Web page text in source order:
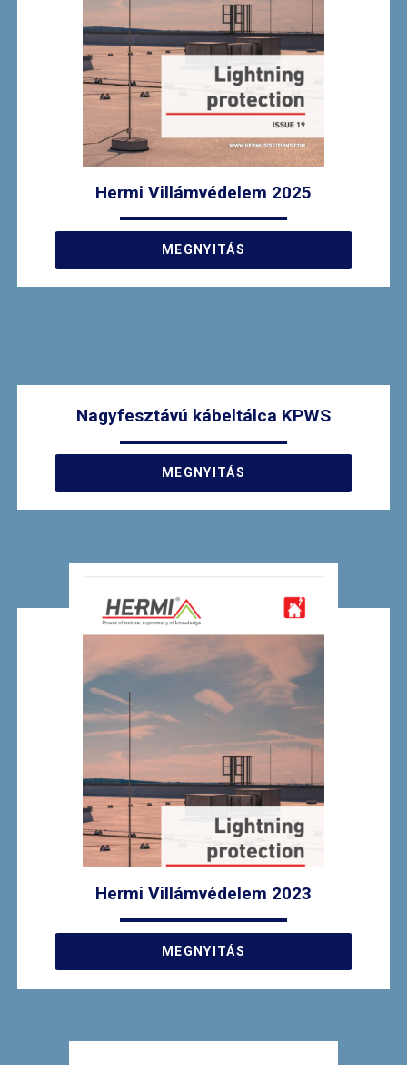
Hermi Villámvédelem 2025
MEGNYITÁS
Nagyfesztávú kábeltálca KPWS
MEGNYITÁS
Hermi Villámvédelem 2023
MEGNYITÁS